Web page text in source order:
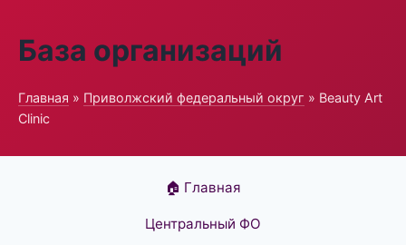
База организаций
Главная » Приволжский федеральный округ » Beauty Art
Clinic
🏠 Главная
Центральный ФО